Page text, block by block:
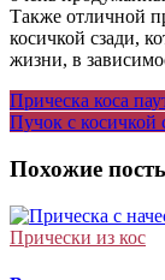
Также отличной
косичкой сзади,
жизни, в
Навигация
по
записям
Прическа коса
Пучок с косичкой
Похожие
Прически из кос